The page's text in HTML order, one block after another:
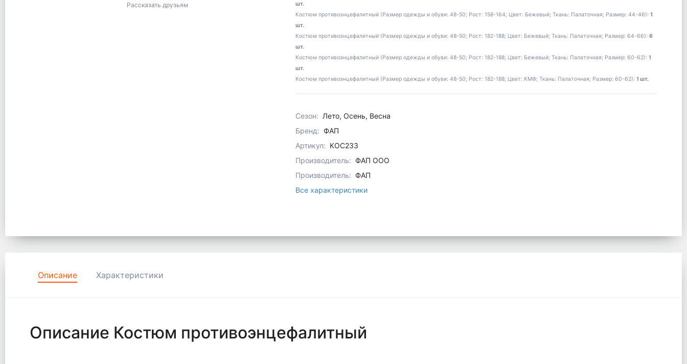
Рассказать друзьям
шт.
Костюм противоэнцефалитный (Размер одежды и обуви: 48-50; Рост: 158-164; Цвет: Бежевый; Ткань: Палаточная; Размер: 44-46): 1
шт.
Костюм противоэнцефалитный (Размер одежды и обуви: 48-50; Рост: 182-188; Цвет: Бежевый; Ткань: Палаточная; Размер: 64-66): 6
шт.
Костюм противоэнцефалитный (Размер одежды и обуви: 48-50; Рост: 182-188; Цвет: Бежевый; Ткань: Палаточная; Размер: 60-62): 1
шт.
Костюм противоэнцефалитный (Размер одежды и обуви: 48-50; Рост: 182-188; Цвет: КМФ; Ткань: Палаточная; Размер: 60-62): 1 шт.
Сезон: Лето, Осень, Весна
Бренд: ФАП
Артикул: КОС233
Производитель: ФАП ООО
Производитель: ФАП
Все характеристики
Описание Характеристики
Описание Костюм противоэнцефалитный